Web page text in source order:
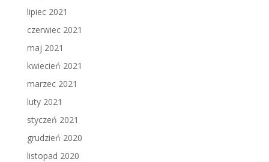
lipiec 2021
czerwiec 2021
maj 2021
kwiecień 2021
marzec 2021
luty 2021
styczeń 2021
grudzień 2020
listopad 2020